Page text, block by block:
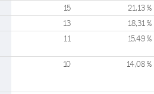
15 21,13 %
13 18,31 %
11 15,49 %
10 14,08 %